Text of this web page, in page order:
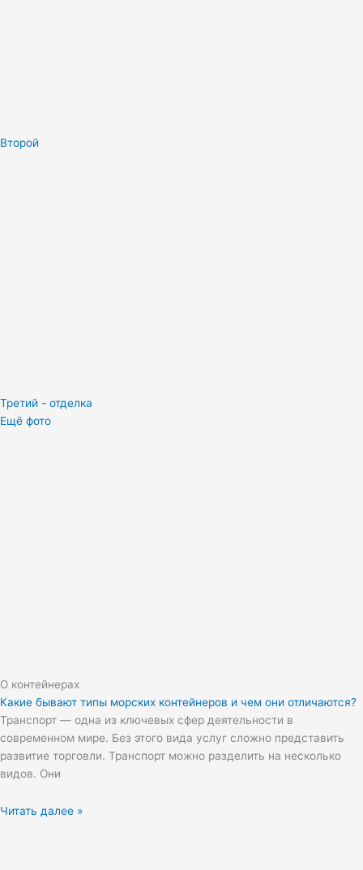
Второй
Третий - отделка
Ещё фото
О контейнерах
Какие бывают типы морских контейнеров и чем они отличаются?
Транспорт — одна из ключевых сфер деятельности в
современном мире. Без этого вида услуг сложно представить
развитие торговли. Транспорт можно разделить на несколько
видов. Они
Читать далее »